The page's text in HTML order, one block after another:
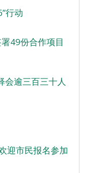
行动
49份合作项目
会逾三百三十人
迎市民报名参加